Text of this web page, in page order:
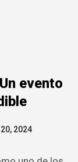
evento
2024